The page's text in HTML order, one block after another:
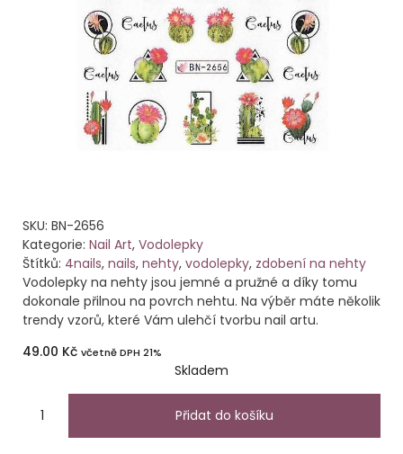
SKU: BN-2656
Kategorie: Nail Art, Vodolepky
Štítků: 4nails, nails, nehty, vodolepky, zdobení na nehty
Vodolepky na nehty jsou jemné a pružné a díky tomu
dokonale přilnou na povrch nehtu. Na výběr máte několik
trendy vzorů, které Vám ulehčí tvorbu nail artu.
49.00 Kč včetně DPH 21%
Skladem
Přidat do košíku